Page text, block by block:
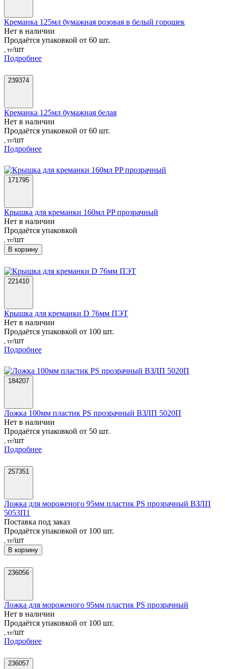
Креманка 125мл бумажная розовая в белый горошек
Нет в наличии
Продаётся упаковкой от 60 шт.
, тг/шт
Подробнее
239374
Креманка 125мл бумажная белая
Нет в наличии
Продаётся упаковкой от 60 шт.
, тг/шт
Подробнее
171795
Крышка для креманки 160мл PP прозрачный
Нет в наличии
Продаётся упаковкой
, тг/шт
В корзину
221410
Крышка для креманки D 76мм ПЭТ
Нет в наличии
Продаётся упаковкой от 100 шт.
, тг/шт
Подробнее
184207
Ложка 100мм пластик PS прозрачный ВЗЛП 5020П
Нет в наличии
Продаётся упаковкой от 50 шт.
, тг/шт
Подробнее
257351
Ложка для мороженого 95мм пластик PS прозрачный ВЗЛП
5053П1
Поставка под заказ
Продаётся упаковкой от 100 шт.
, тг/шт
В корзину
236056
Ложка для мороженого 95мм пластик PS прозрачный
Нет в наличии
Продаётся упаковкой от 100 шт.
, тг/шт
Подробнее
236057